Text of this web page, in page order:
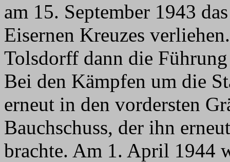
am 15. September 1943
Eisernen Kreuzes
Tolsdorff dann die
Bei den Kämpfen um die
erneut in den vordersten
Bauchschuss, der ihn
brachte. Am 1. April 1944